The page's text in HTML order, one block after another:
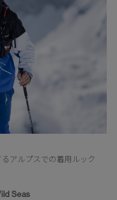
アルプスでの着用ルック
Seas